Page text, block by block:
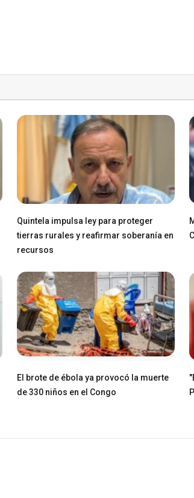
Quintela impulsa ley para proteger
tierras rurales y reafirmar soberanía en
recursos
El brote de ébola ya provocó la muerte
de 330 niños en el Congo